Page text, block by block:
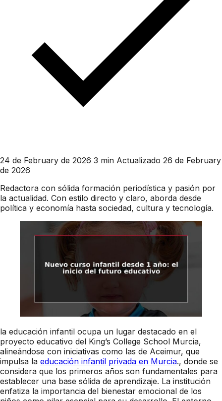
24 de February de 2026 3 min Actualizado 26 de February
de 2026
Redactora con sólida formación periodística y pasión por
la actualidad. Con estilo directo y claro, aborda desde
política y economía hasta sociedad, cultura y tecnología.
la educación infantil ocupa un lugar destacado en el
proyecto educativo del King’s College School Murcia,
alineándose con iniciativas como las de Aceimur, que
impulsa la educación infantil privada en Murcia., donde se
considera que los primeros años son fundamentales para
establecer una base sólida de aprendizaje. La institución
enfatiza la importancia del bienestar emocional de los